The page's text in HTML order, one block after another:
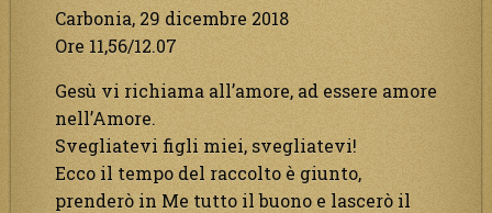
Carbonia, 29 dicembre 2018
Ore 11,56/12.07
Gesù vi richiama all’amore, ad essere amore
nell’Amore.
Svegliatevi figli miei, svegliatevi!
Ecco il tempo del raccolto è giunto,
prenderò in Me tutto il buono e lascerò il